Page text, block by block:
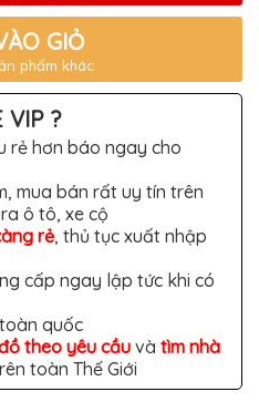
GIỎ
phẩm khác
VIP ?
rẻ hơn báo ngay cho
mua bán rất uy tín trên
ô tô, xe cộ
rẻ, thủ tục xuất nhập
cấp ngay lập tức khi có
quốc
theo yêu cầu và tìm nhà
toàn Thế Giới